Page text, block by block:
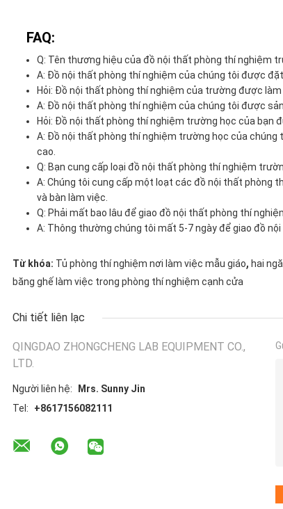
FAQ:
Q: Tên thương hiệu của đồ nội thất phòng thí nghiệm
A: Đồ nội thất phòng thí nghiệm của chúng tôi được
Hỏi: Đồ nội thất phòng thí nghiệm của trường được làm
A: Đồ nội thất phòng thí nghiệm của chúng tôi được
Hỏi: Đồ nội thất phòng thí nghiệm trường học của bạn
A: Đồ nội thất phòng thí nghiệm trường học của
cao.
Q: Bạn cung cấp loại đồ nội thất phòng thí nghiệm
A: Chúng tôi cung cấp một loạt các đồ nội thất phòng
và bàn làm việc.
Q: Phải mất bao lâu để giao đồ nội thất phòng thí
A: Thông thường chúng tôi mất 5-7 ngày để giao đồ
Từ khóa: Tủ phòng thí nghiệm nơi làm việc mẫu giáo, hai
băng ghế làm việc trong phòng thí nghiệm cạnh cửa
Chi tiết liên lạc
QINGDAO ZHONGCHENG LAB EQUIPMENT CO.,
LTD.
Người liên hệ:
Mrs. Sunny Jin
Tel:
+8617156082111